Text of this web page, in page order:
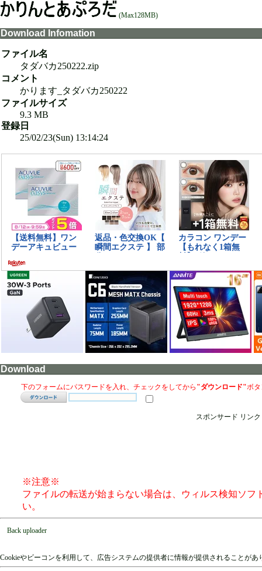
(Max128MB)
Download Infomation
ファイル名
タダバカ250222.zip
コメント
かります_タダバカ250222
ファイルサイズ
9.3 MB
登録日
25/02/23(Sun) 13:14:24
Download
下のフォームにパスワードを入れ、チェックをしてから "ダウンロード"ボ
スポンサード リンク
※注意※
ファイルの転送が始まらない場合は、ウィルス検知ソ
い。
Back uploader
Cookieやビーコンを利用して、広告システムの提供者に情報が提供されることが